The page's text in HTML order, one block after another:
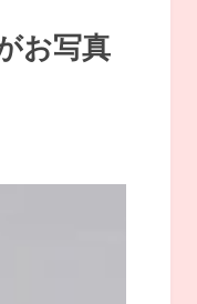
お写真